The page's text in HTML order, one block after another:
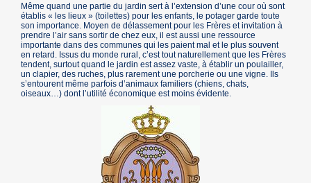
Même quand une partie du jardin sert à l’extension d’une cour où sont
établis « les lieux » (toilettes) pour les enfants, le potager garde toute
son importance. Moyen de délassement pour les Frères et invitation à
prendre l’air sans sortir de chez eux, il est aussi une ressource
importante dans des communes qui les paient mal et le plus souvent
en retard. Issus du monde rural, c’est tout naturellement que les Frères
tendent, surtout quand le jardin est assez vaste, à établir un poulailler,
un clapier, des ruches, plus rarement une porcherie ou une vigne. Ils
s’entourent même parfois d’animaux familiers (chiens, chats,
oiseaux…) dont l’utilité économique est moins évidente.